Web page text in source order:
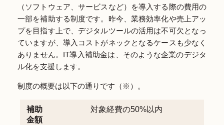
（ソフトウェア、サービスなど）を導入する際の費用の
一部を補助する制度です。昨今、業務効率化や売上アッ
プを目指す上で、デジタルツールの活用は不可欠となっ
ていますが、導入コストがネックとなるケースも少なく
ありません。IT導入補助金は、そのような企業のデジタ
ル化を支援します。
制度の概要は以下の通りです（※）。
補助
金額
対象経費の50%以内